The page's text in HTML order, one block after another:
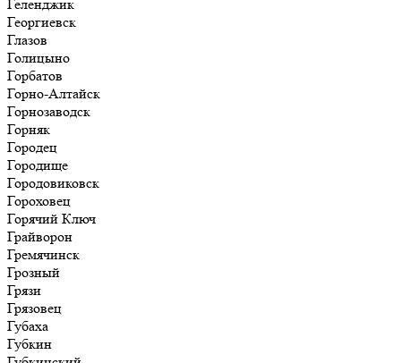
Геленджик
Георгиевск
Глазов
Голицыно
Горбатов
Горно-Алтайск
Горнозаводск
Горняк
Городец
Городище
Городовиковск
Гороховец
Горячий Ключ
Грайворон
Гремячинск
Грозный
Грязи
Грязовец
Губаха
Губкин